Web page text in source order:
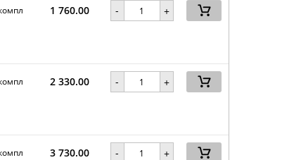
1 760.00 - +
2 330.00 - +
3 730.00 - +